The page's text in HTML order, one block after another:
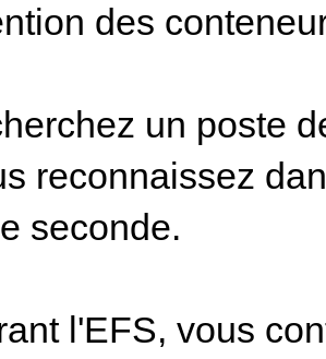
des
un poste
reconnaissez
seconde.
l'EFS, vous